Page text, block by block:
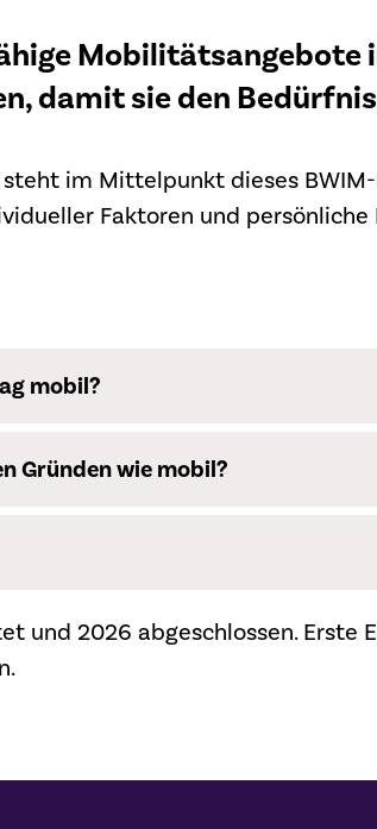
Mobilitätsangebote
damit sie den
im Mittelpunkt dieses
Faktoren und
mobil?
Gründen wie mobil?
und 2026 abgeschlossen.